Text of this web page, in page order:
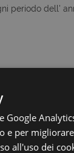
periodo dell'
se avete
degli
Google
e per
all'uso dei